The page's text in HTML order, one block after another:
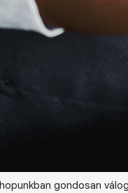
gondosan